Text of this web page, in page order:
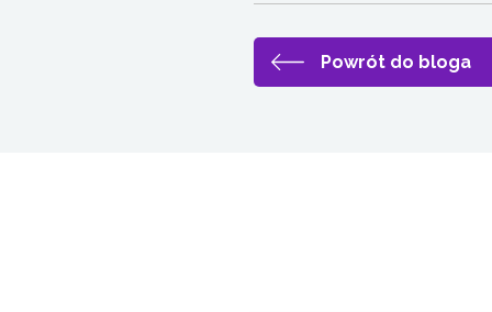
Hush inne do URL. Dzięki temu.
Na przykład wchodzisz tutaj na
niestety, jeśli ktoś wejdzie, odwiedzi
sposób uzyskasz tylko to, co jest
Co jeszcze mogę powiedzieć,
Powrót do bloga